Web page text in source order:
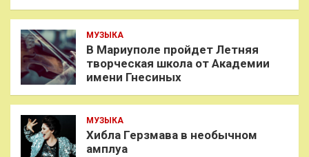
МУЗЫКА
В Мариуполе пройдет Летняя
творческая школа от Академии
имени Гнесиных
МУЗЫКА
Хибла Герзмава в необычном
амплуа